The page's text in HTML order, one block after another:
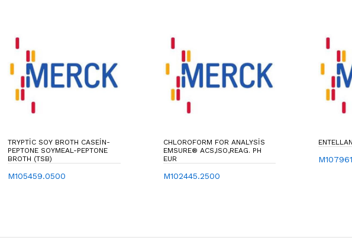
TRYPTIC SOY BROTH CASEIN-
PEPTONE SOYMEAL-PEPTONE
BROTH (TSB)
M105459.0500
CHLOROFORM FOR ANALYSIS
EMSURE® ACS,ISO,REAG. PH
EUR
M102445.2500